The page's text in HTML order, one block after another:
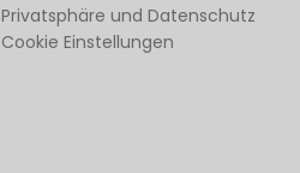
Privatsphäre und Datenschutz
Cookie Einstellungen